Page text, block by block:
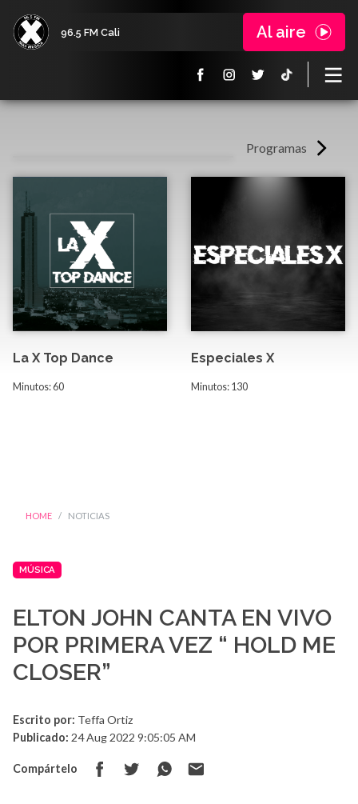
96.5 FM Cali Al aire
Programas
La X Top Dance
Minutos: 60
Especiales X
Minutos: 130
HOME NOTICIAS
MÚSICA
ELTON JOHN CANTA EN VIVO
POR PRIMERA VEZ “ HOLD ME
CLOSER”
Escrito por: Teffa Ortiz
Publicado: 24 Aug 2022 9:05:05 AM
Compártelo